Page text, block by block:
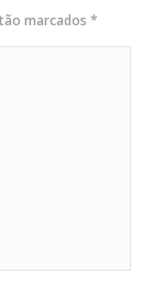
marcados *